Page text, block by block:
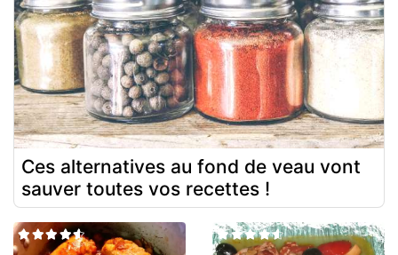
Ces alternatives au fond de veau vont
sauver toutes vos recettes !